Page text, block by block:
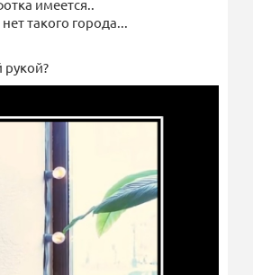
имеется..
такого города...
рукой?